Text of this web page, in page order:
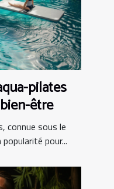
pilates
être
connue sous le
pour...